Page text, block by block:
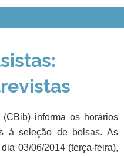
informa os horários
à seleção de bolsas. As
03/06/2014 (terça-feira),